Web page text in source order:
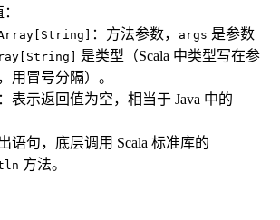
：方法参数， args 是参数
是类型（Scala 中类型写在参
用冒号分隔）。
：表示返回值为空，相当于 Java 中的
语句，底层调用 Scala 标准库的
方法。